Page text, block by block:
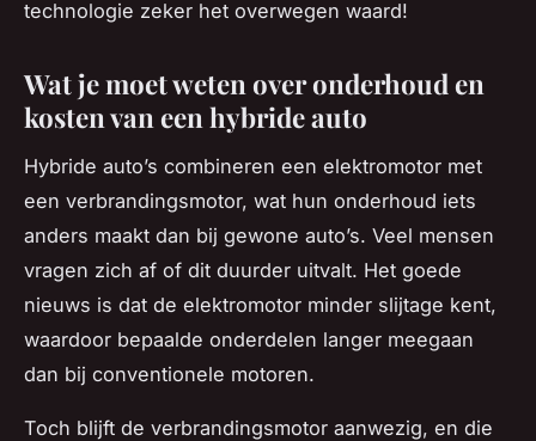
technologie zeker het overwegen waard!
Wat je moet weten over onderhoud en
kosten van een hybride auto
Hybride auto’s combineren een elektromotor met
een verbrandingsmotor, wat hun onderhoud iets
anders maakt dan bij gewone auto’s. Veel mensen
vragen zich af of dit duurder uitvalt. Het goede
nieuws is dat de elektromotor minder slijtage kent,
waardoor bepaalde onderdelen langer meegaan
dan bij conventionele motoren.
Toch blijft de verbrandingsmotor aanwezig, en die